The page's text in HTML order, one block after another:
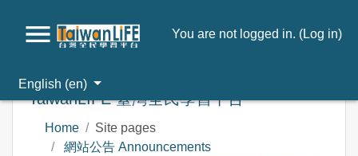
You are not logged in. (Log in)
English ‎(en)‎
TaiwanLIFE 臺灣全民學習平台
Home
Site pages
網站公告 Announcements